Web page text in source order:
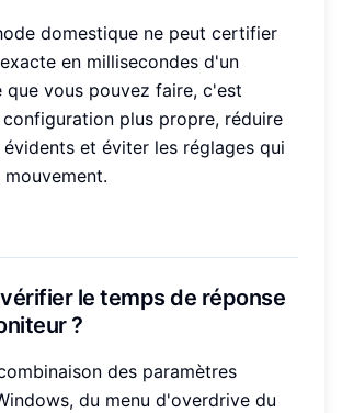
domestique ne peut certifier
en millisecondes d'un
que vous pouvez faire, c'est
plus propre, réduire
et éviter les réglages qui
le temps de réponse
?
des paramètres
du menu d'overdrive du